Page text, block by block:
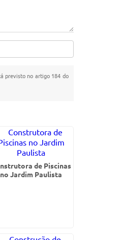
previsto no artigo 184 do
de Piscinas
no Jardim Paulista